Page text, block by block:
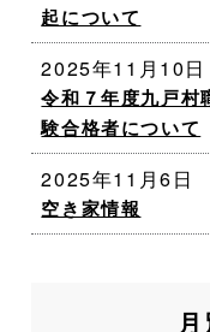
起について
2025年11月10日
令和７年度九戸村
験合格者について
2025年11月6日
空き家情報